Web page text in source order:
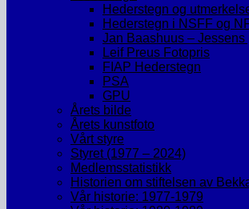
Hederstegn og
Hederstegn i NSFF og
Jan Baashuus –
Leif Preus Fotopris
FIAP Hederstegn
PSA
GPU
Årets bilde
Årets kunstfoto
Vårt styre
Styret (1977 – 2024)
Medlemsstatistikk
Historien om stiftelsen av
Vår historie: 1977-1979